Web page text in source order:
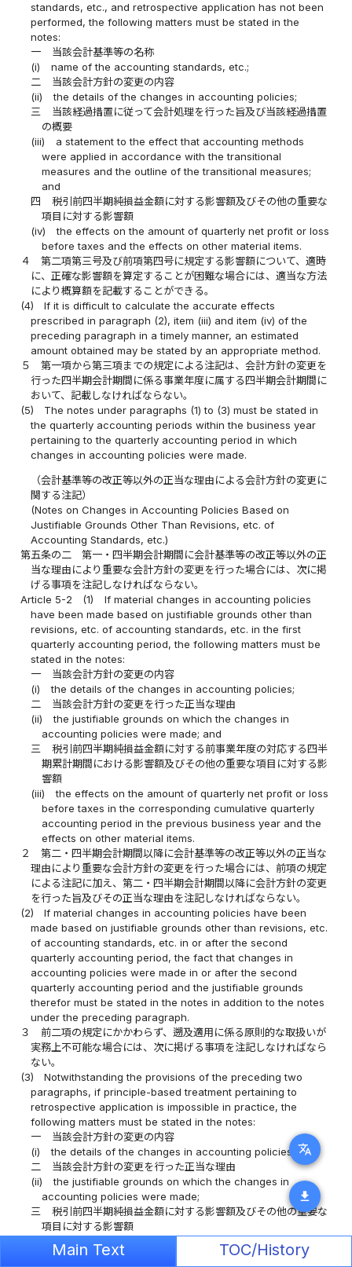
translate
download
standards, etc., and retrospective application has not been
performed, the following matters must be stated in the
notes:
一
当該会計基準等の名称
(i)
name of the accounting standards, etc.;
二
当該会計方針の変更の内容
(ii)
the details of the changes in accounting policies;
三
当該経過措置に従って会計処理を行った旨及び当該経過措置
の概要
(iii)
a statement to the effect that accounting methods
were applied in accordance with the transitional
measures and the outline of the transitional measures;
and
四
税引前四半期純損益金額に対する影響額及びその他の重要な
項目に対する影響額
(iv)
the effects on the amount of quarterly net profit or loss
before taxes and the effects on other material items.
４
第二項第三号及び前項第四号に規定する影響額について、適時
に、正確な影響額を算定することが困難な場合には、適当な方法
により概算額を記載することができる。
(4)
If it is difficult to calculate the accurate effects
prescribed in paragraph (2), item (iii) and item (iv) of the
preceding paragraph in a timely manner, an estimated
amount obtained may be stated by an appropriate method.
５
第一項から第三項までの規定による注記は、会計方針の変更を
行った四半期会計期間に係る事業年度に属する四半期会計期間に
おいて、記載しなければならない。
(5)
The notes under paragraphs (1) to (3) must be stated in
the quarterly accounting periods within the business year
pertaining to the quarterly accounting period in which
changes in accounting policies were made.
（会計基準等の改正等以外の正当な理由による会計方針の変更に
関する注記）
(Notes on Changes in Accounting Policies Based on
Justifiable Grounds Other Than Revisions, etc. of
Accounting Standards, etc.)
第五条の二
第一・四半期会計期間に会計基準等の改正等以外の正
当な理由により重要な会計方針の変更を行った場合には、次に掲
げる事項を注記しなければならない。
Article 5-2
(1)
If material changes in accounting policies
have been made based on justifiable grounds other than
revisions, etc. of accounting standards, etc. in the first
quarterly accounting period, the following matters must be
stated in the notes:
一
当該会計方針の変更の内容
(i)
the details of the changes in accounting policies;
二
当該会計方針の変更を行った正当な理由
(ii)
the justifiable grounds on which the changes in
accounting policies were made; and
三
税引前四半期純損益金額に対する前事業年度の対応する四半
期累計期間における影響額及びその他の重要な項目に対する影
響額
(iii)
the effects on the amount of quarterly net profit or loss
before taxes in the corresponding cumulative quarterly
accounting period in the previous business year and the
effects on other material items.
２
第二・四半期会計期間以降に会計基準等の改正等以外の正当な
理由により重要な会計方針の変更を行った場合には、前項の規定
による注記に加え、第二・四半期会計期間以降に会計方針の変更
を行った旨及びその正当な理由を注記しなければならない。
(2)
If material changes in accounting policies have been
made based on justifiable grounds other than revisions, etc.
of accounting standards, etc. in or after the second
quarterly accounting period, the fact that changes in
accounting policies were made in or after the second
quarterly accounting period and the justifiable grounds
therefor must be stated in the notes in addition to the notes
under the preceding paragraph.
３
前二項の規定にかかわらず、遡及適用に係る原則的な取扱いが
実務上不可能な場合には、次に掲げる事項を注記しなければなら
ない。
(3)
Notwithstanding the provisions of the preceding two
paragraphs, if principle-based treatment pertaining to
retrospective application is impossible in practice, the
following matters must be stated in the notes:
一
当該会計方針の変更の内容
(i)
the details of the changes in accounting policies;
二
当該会計方針の変更を行った正当な理由
(ii)
the justifiable grounds on which the changes in
accounting policies were made;
三
税引前四半期純損益金額に対する影響額及びその他の重要な
項目に対する影響額
the effects on the amount of quarterly net profit or loss
before taxes and the effects on other material items;
Main Text TOC/History